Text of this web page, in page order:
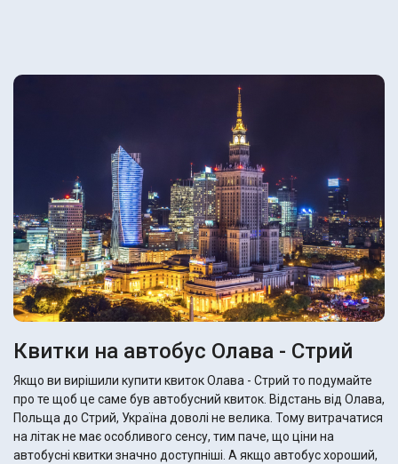
Квитки на автобус Олава - Стрий
Якщо ви вирішили купити квиток Олава - Стрий то подумайте
про те щоб це саме був автобусний квиток. Відстань від Олава,
Польща до Стрий, Україна доволі не велика. Тому витрачатися
на літак не має особливого сенсу, тим паче, що ціни на
автобусні квитки значно доступніші. А якщо автобус хороший,